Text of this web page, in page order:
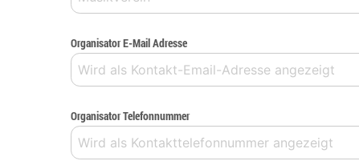
Organisator E-Mail Adresse
Organisator Telefonnummer